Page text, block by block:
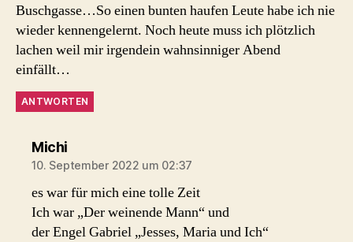
Buschgasse…So einen bunten haufen Leute habe ich nie
wieder kennengelernt. Noch heute muss ich plötzlich
lachen weil mir irgendein wahnsinniger Abend
einfällt…
ANTWORTEN
Michisagt:
10. September 2022 um 02:37
es war für mich eine tolle Zeit
Ich war „Der weinende Mann“ und
der Engel Gabriel „Jesses, Maria und Ich“